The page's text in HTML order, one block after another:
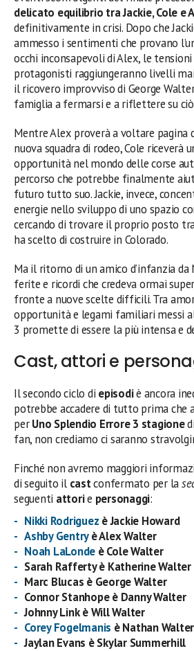
delicato equilibrio tra Jackie, Cole e
definitivamente in crisi. Dopo che
ammesso i sentimenti che provano
occhi inconsapevoli di Alex, le
protagonisti raggiungeranno livelli
il ricovero improvviso di George
famiglia a fermarsi e a riflettere su
Mentre Alex proverà a voltare pagina
nuova squadra di rodeo, Cole riceverà
opportunità nel mondo delle corse
percorso che potrebbe finalmente
futuro tutto suo. Jackie, invece,
energie nello sviluppo di uno spazio
cercando di trovare il proprio posto
ha scelto di costruire in Colorado.
Ma il ritorno di un amico d’infanzia da
ferite e ricordi che credeva ormai
fronte a nuove scelte difficili. Tra
opportunità e legami familiari messi
3 promette di essere la più intensa e
Cast, attori e
Il secondo ciclo di episodiè ancora
potrebbe accadere di tutto prima che
perUno Splendio Errore 3 stagione
fan, non crediamo ci saranno
Finché non avremo maggiori
di seguito il castconfermato per la
seguenti attorie personaggi:
Nikki Rodriguez è Jackie Howard
Ashby Gentryè Alex Walter
Noah LaLonde è Cole Walter
Sarah Rafferty è Katherine Walter
Marc Blucas è George Walter
Connor Stanhope è Danny Walter
Johnny Link è Will Walter
Corey Fogelmanis è Nathan Walter
Jaylan Evans è Skylar Summerhill